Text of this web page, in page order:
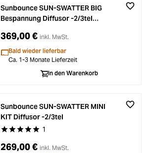
Sunbounce SUN-SWATTER BIG
Bespannung Diffusor -2/3tel
369,00 € inkl. MwSt.
Bald wieder lieferbar
Ca. 1-3 Monate Lieferzeit
In den Warenkorb
Durchschnittliche Bewertung von 5 von 5
1
Sunbounce SUN-SWATTER MINI
KIT Diffusor -2/3tel
269,00 € inkl. MwSt.